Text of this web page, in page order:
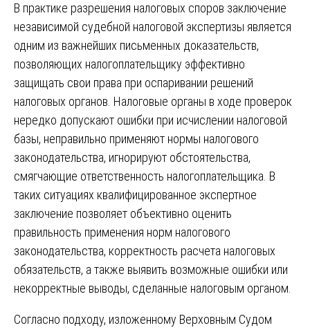
В практике разрешения налоговых споров заключение
независимой судебной налоговой экспертизы является
одним из важнейших письменных доказательств,
позволяющих налогоплательщику эффективно
защищать свои права при оспаривании решений
налоговых органов. Налоговые органы в ходе проверок
нередко допускают ошибки при исчислении налоговой
базы, неправильно применяют нормы налогового
законодательства, игнорируют обстоятельства,
смягчающие ответственность налогоплательщика. В
таких ситуациях квалифицированное экспертное
заключение позволяет объективно оценить
правильность применения норм налогового
законодательства, корректность расчета налоговых
обязательств, а также выявить возможные ошибки или
некорректные выводы, сделанные налоговым органом.
Согласно подходу, изложенному Верховным Судом